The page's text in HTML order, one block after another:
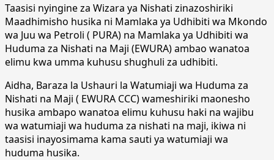
Taasisi nyingine za Wizara ya Nishati zinazoshiriki
Maadhimisho husika ni Mamlaka ya Udhibiti wa Mkondo
wa Juu wa Petroli ( PURA) na Mamlaka ya Udhibiti wa
Huduma za Nishati na Maji (EWURA) ambao wanatoa
elimu kwa umma kuhusu shughuli za udhibiti.
Aidha, Baraza la Ushauri la Watumiaji wa Huduma za
Nishati na Maji ( EWURA CCC) wameshiriki maonesho
husika ambapo wanatoa elimu kuhusu haki na wajibu
wa watumiaji wa huduma za nishati na maji, ikiwa ni
taasisi inayosimama kama sauti ya watumiaji wa
huduma husika.